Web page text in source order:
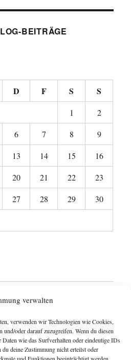
verwalten
verwenden wir Technologien wie Cookies,
und/oder darauf zuzugreifen. Wenn du diesen
wie das Surfverhalten oder eindeutige IDs
du deine Zustimmung nicht erteilst oder
BEITRÄGE
D F S S
1
2
6 7 8
9
13 14 15
16
20 21 22
23
27 28 29
30
?
anzeigen